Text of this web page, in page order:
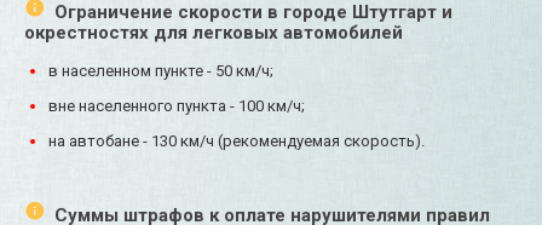
Ограничение скорости в городе Штутгарт и
окрестностях для легковых автомобилей
в населенном пункте - 50 км/ч;
вне населенного пункта - 100 км/ч;
на автобане - 130 км/ч (рекомендуемая скорость).
Суммы штрафов к оплате нарушителями правил